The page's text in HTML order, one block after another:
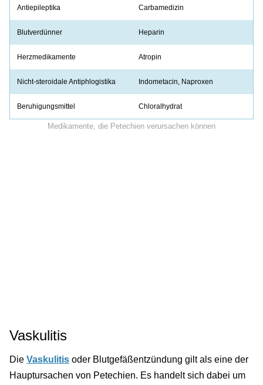
Medikamente, die Petechien verursachen können
Antiepileptika Carbamedizin
Blutverdünner Heparin
Herzmedikamente Atropin
Nicht-steroidale Antiphlogistika Indometacin, Naproxen
Beruhigungsmittel Chloralhydrat
Vaskulitis
Die Vaskulitis oder Blutgefäßentzündung gilt als eine der
Hauptursachen von Petechien. Es handelt sich dabei um